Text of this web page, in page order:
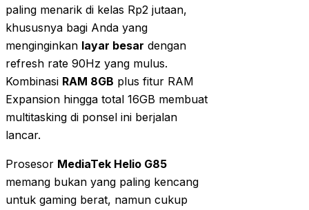
paling menarik di kelas Rp2 jutaan,
khususnya bagi Anda yang
menginginkan layar besar dengan
refresh rate 90Hz yang mulus.
Kombinasi RAM 8GB plus fitur RAM
Expansion hingga total 16GB membuat
multitasking di ponsel ini berjalan
lancar.
Prosesor MediaTek Helio G85
memang bukan yang paling kencang
untuk gaming berat, namun cukup